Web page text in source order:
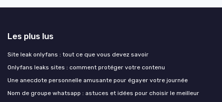
Les plus lus
Site leak onlyfans : tout ce que vous devez savoir
Onlyfans leaks sites : comment protéger votre contenu
Une anecdote personnelle amusante pour égayer votre journée
Nom de groupe whatsapp : astuces et idées pour choisir le meilleur